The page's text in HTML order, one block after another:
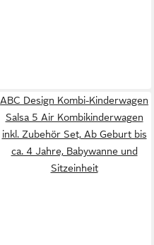
ABC Design Kombi-Kinderwagen
Salsa 5 Air Kombikinderwagen
inkl. Zubehör Set, Ab Geburt bis
ca. 4 Jahre, Babywanne und
Sitzeinheit